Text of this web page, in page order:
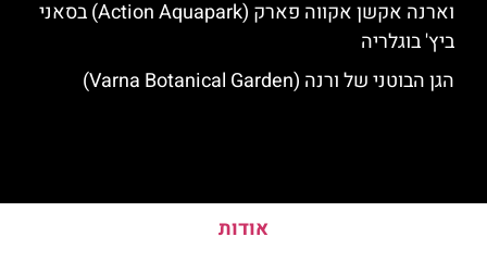
וארנה אקשן אקווה פארק (Action Aquapark) בסאני
ביץ' בוגלריה
הגן הבוטני של ורנה (Varna Botanical Garden)
אודות